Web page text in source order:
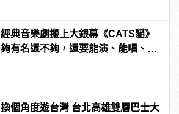
經典音樂劇搬上大銀幕《CATS貓》
夠有名還不夠，還要能演、能唱、還
換個角度遊台灣 台北高雄雙層巴士大